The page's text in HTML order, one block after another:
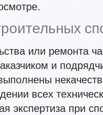
или ремонта
и
всех
экспертиза при